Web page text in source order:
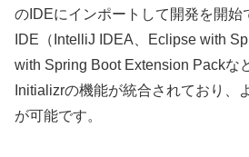
のIDEにインポートして開発を開始
IDE（IntelliJ IDEA、Eclipse with
with Spring Boot Extension Packな
Initializrの機能が統合されており、
が可能です。